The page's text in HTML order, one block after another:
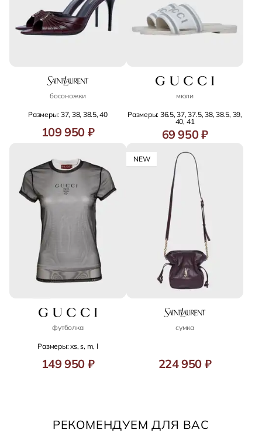
босоножки
Размеры: 37, 38, 38.5, 40
109 950 ₽
мюли
Размеры: 36.5, 37, 37.5, 38, 38.5, 39,
40, 41
69 950 ₽
футболка
Размеры: xs, s, m, l
149 950 ₽
NEW
сумка
224 950 ₽
РЕКОМЕНДУЕМ ДЛЯ ВАС